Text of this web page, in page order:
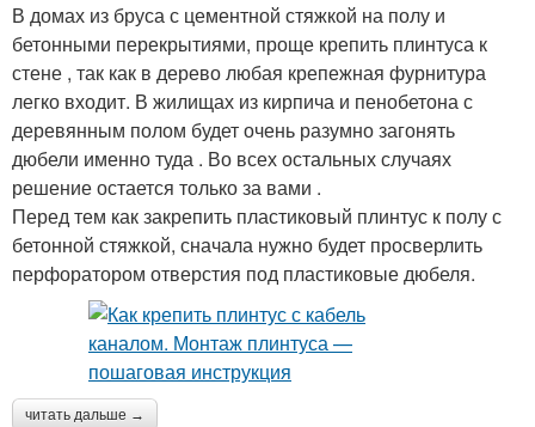
В домах из бруса с цементной стяжкой на полу и
бетонными перекрытиями, проще крепить плинтуса к
стене , так как в дерево любая крепежная фурнитура
легко входит. В жилищах из кирпича и пенобетона с
деревянным полом будет очень разумно загонять
дюбели именно туда . Во всех остальных случаях
решение остается только за вами .
Перед тем как закрепить пластиковый плинтус к полу с
бетонной стяжкой, сначала нужно будет просверлить
перфоратором отверстия под пластиковые дюбеля.
читать дальше →